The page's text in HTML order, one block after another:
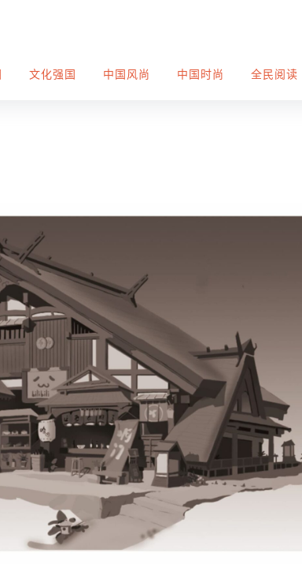
文化强国 中国风尚 中国时尚 全民阅读